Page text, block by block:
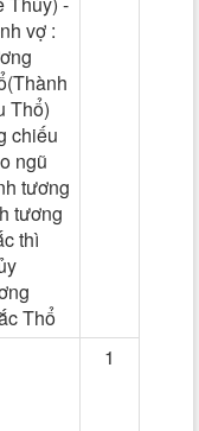
vợ :
Thổ)
chiếu
ngũ
tương
tương
thì
Thổ
1